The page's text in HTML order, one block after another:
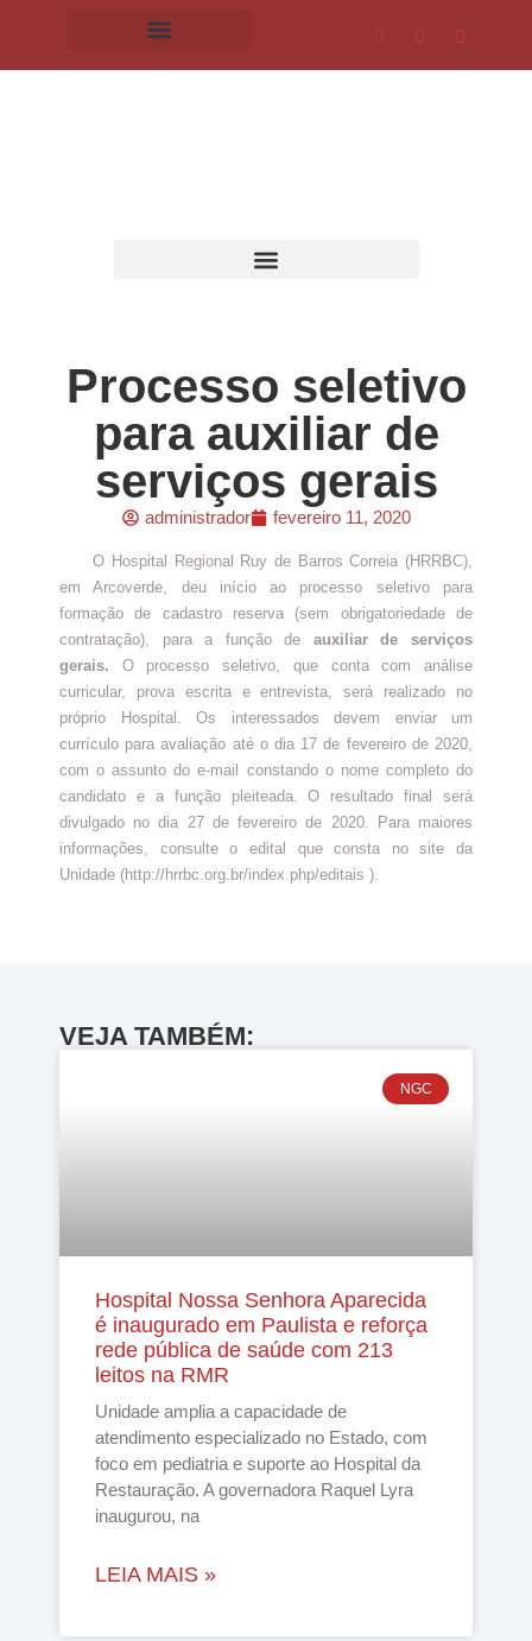
Processo seletivo
para auxiliar de
serviços gerais
administrador fevereiro 11, 2020
O Hospital Regional Ruy de Barros Correia (HRRBC),
em Arcoverde, deu início ao processo seletivo para
formação de cadastro reserva (sem obrigatoriedade de
contratação), para a função de auxiliar de serviços
gerais. O processo seletivo, que conta com análise
curricular, prova escrita e entrevista, será realizado no
próprio Hospital. Os interessados devem enviar um
currículo para avaliação até o dia 17 de fevereiro de 2020,
com o assunto do e-mail constando o nome completo do
candidato e a função pleiteada. O resultado final será
divulgado no dia 27 de fevereiro de 2020. Para maiores
informações, consulte o edital que consta no site da
Unidade (http://hrrbc.org.br/index.php/editais ).
VEJA TAMBÉM:
NGC
Hospital Nossa Senhora Aparecida
é inaugurado em Paulista e reforça
rede pública de saúde com 213
leitos na RMR
Unidade amplia a capacidade de
atendimento especializado no Estado, com
foco em pediatria e suporte ao Hospital da
Restauração. A governadora Raquel Lyra
inaugurou, na
LEIA MAIS »